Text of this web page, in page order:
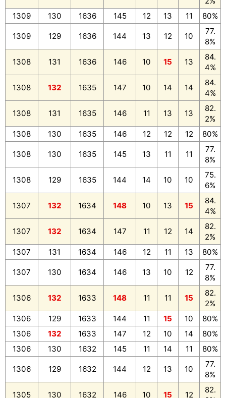
1309
130 1636 145 12 13 11 80%
1309 129 1636 144 13 12 10
77.
8%
1308 131 1636 146 10 15 13
84.
4%
1308 132 1635 147 10 14 14
84.
4%
1308 131 1635 146 11 13 13
82.
2%
1308
130 1635 146 12 12 12 80%
1308 130 1635 145 13 11 11
77.
8%
1308 129 1635 144 14 10 10
75.
6%
1307 132 1634 148 10 13 15
84.
4%
1307 132 1634 147 11 12 14
82.
2%
1307
131 1634 146 12 11 13 80%
1307 130 1634 146 13 10 12
77.
8%
1306 132 1633 148 11 11 15
82.
2%
1306
129 1633 144 11 15 10
80%
1306
132 1633 147 12 10 14
80%
1306
130 1632 145 11 14 11 80%
1306 129 1632 144 12 13 10
77.
8%
1305 130 1632 146 10 15 12
82.